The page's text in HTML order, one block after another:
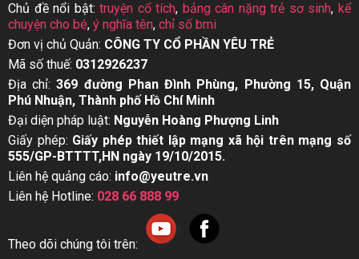
Chủ đề nổi bật:truyện cổ tích, bảng cân nặng trẻ sơ sinh,kể
chuyện cho bé, ý nghĩa tên, chỉ số bmi
Đơn vị chủ Quản: CÔNG TY CỔ PHẦN YÊU TRẺ
Mã số thuế: 0312926237
Địa chỉ:369 đường Phan Đình Phùng, Phường 15, Quận
Phú Nhuận, Thành phố Hồ Chí Minh
Đại diện pháp luật: Nguyễn Hoàng Phượng Linh
Giấy phép: Giấy phép thiết lập mạng xã hội trên mạng số
555/GP-BTTTT,HN ngày 19/10/2015.
Liên hệ quảng cáo: info@yeutre.vn
Liên hệ Hotline: 028 66 888 99
Theo dõi chúng tôi trên: